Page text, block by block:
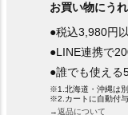
お買い物にう
●税込3,980円
●LINE連携で
●誰でも使え
※1.北海道・沖縄は
※2.カートに自動付与
→返品について